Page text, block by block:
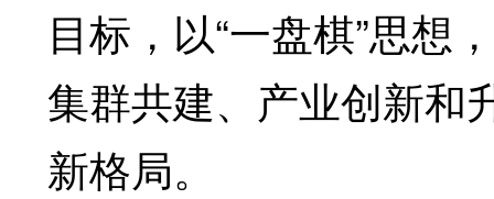
目标，以“一盘棋”思想
集群共建、产业创新和
新格局。